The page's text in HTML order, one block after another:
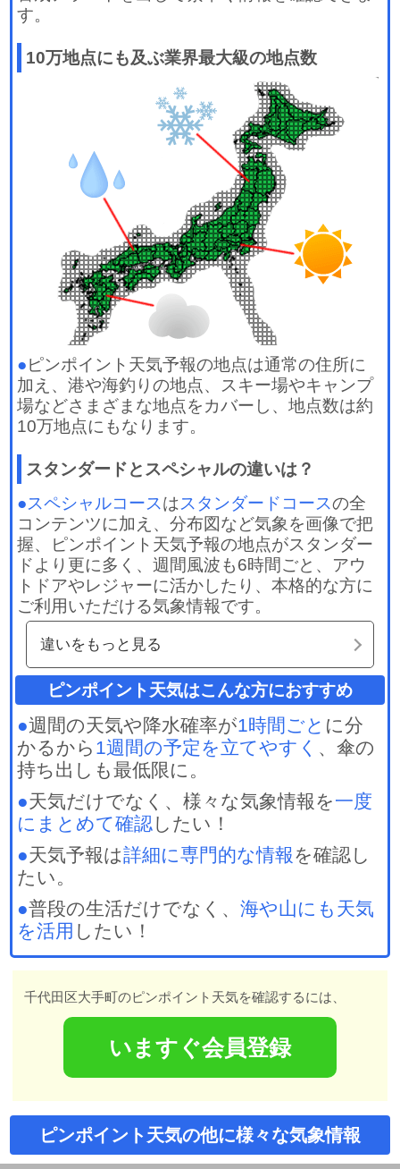
す。
10万地点にも及ぶ業界最大級の地点数
●ピンポイント天気予報の地点は通常の住所に
加え、港や海釣りの地点、スキー場やキャンプ
場などさまざまな地点をカバーし、地点数は約
10万地点にもなります。
スタンダードとスペシャルの違いは？
●スペシャルコースはスタンダードコースの全
コンテンツに加え、分布図など気象を画像で把
握、ピンポイント天気予報の地点がスタンダー
ドより更に多く、週間風波も6時間ごと、アウ
トドアやレジャーに活かしたり、本格的な方に
ご利用いただける気象情報です。
違いをもっと見る
ピンポイント天気はこんな方におすすめ
●週間の天気や降水確率が1時間ごと に分
かるから 1週間の予定を立てやすく 、傘の
持ち出しも最低限に。
●天気だけでなく、様々な気象情報を一度
にまとめて確認したい！
●天気予報は詳細に専門的な情報を確認し
たい。
●普段の生活だけでなく、海や山にも天気
を活用 したい！
千代田区大手町のピンポイント天気を確認するには、
いますぐ会員登録
ピンポイント天気の他に様々な気象情報